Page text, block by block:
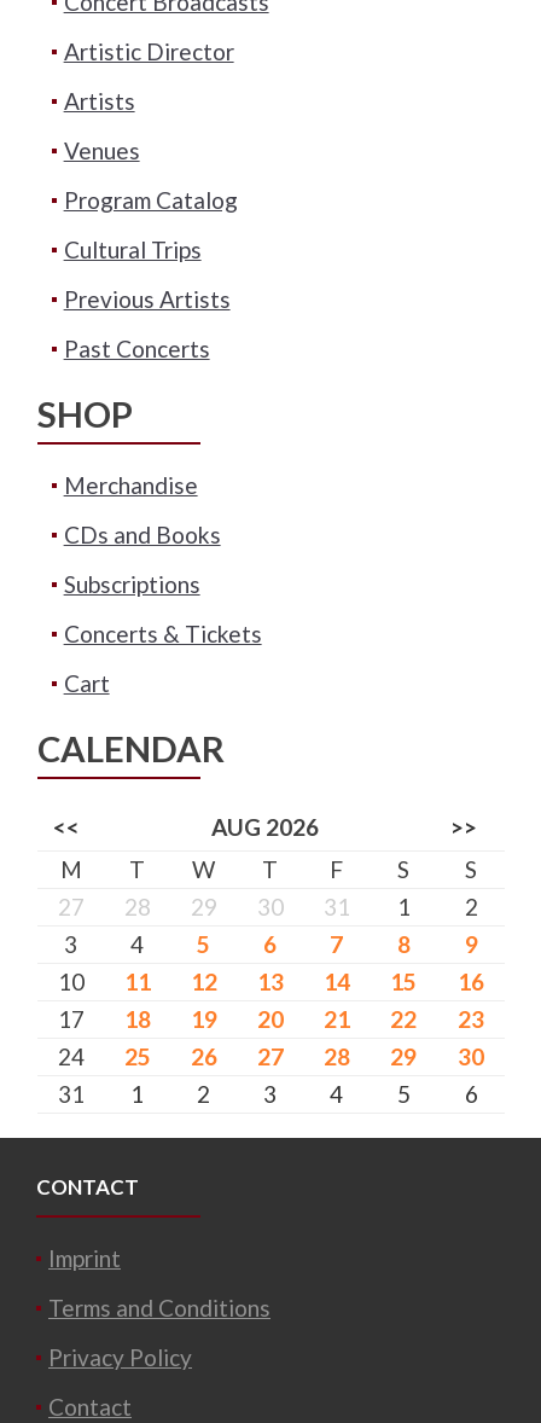
Artistic Director
Artists
Venues
Program Catalog
Cultural Trips
Previous Artists
Past Concerts
SHOP
Merchandise
CDs and Books
Subscriptions
Concerts & Tickets
Cart
CALENDAR
<< AUG 2026
>>
M
T W T F S
S
27
28 29 30 31 1
2
3
4 5 6 7 8
9
10
11 12 13 14 15
16
17
18 19 20 21 22
23
24
25 26 27 28 29
30
31
1 2 3 4 5 6
CONTACT
Imprint
Terms and Conditions
Privacy Policy
Contact